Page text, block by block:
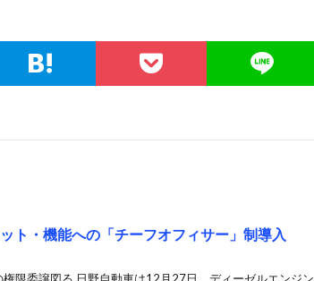
ト・機能への「チーフオフィサー」制導入